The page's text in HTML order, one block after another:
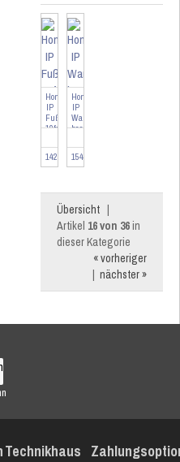
Homematic
IP
Fußbodenheizungsaktor
10fach/...
142981
Homematic
IP
Wandthermostat
basic
HmIP-...
154666
Übersicht |
Artikel 16 von 36in
dieser Kategorie
« vorheriger
| nächster »
Technikhaus